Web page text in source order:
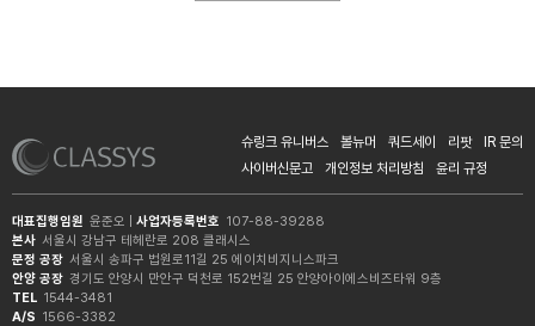
슈링크 유니버스 볼뉴머 쿼드세이 리팟
IR 문의
사이버신문고
개인정보 처리방침 윤리 규정
대표집행임원 윤준오 | 사업자등록번호 107-88-39288
본사 서울시 강남구 테헤란로 208 클래시스
문정 공장 서울시 송파구 법원로11길 25 에이치비지니스파크
안양 공장 경기도 안양시 만안구 덕천로 152번길 25 안양아이에스비즈타워 9층
TEL 1544-3481
A/S 1566-3382